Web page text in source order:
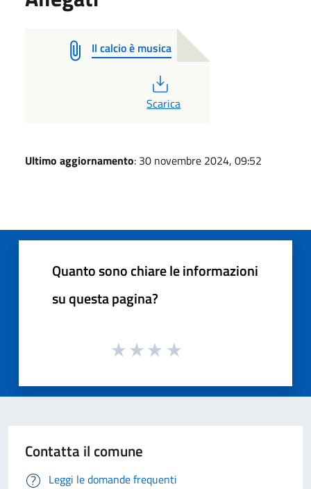
Il calcio è musica
PDF
Scarica
Ultimo aggiornamento: 30 novembre 2024, 09:52
Quanto sono chiare le informazioni
su questa pagina?
Contatta il comune
Leggi le domande frequenti